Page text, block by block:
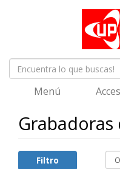
Menú
Grabadoras
Filtro